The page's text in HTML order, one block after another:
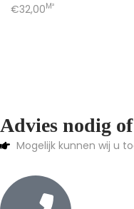
€32,00M²
Advies nodig
Mogelijk kunnen wij u